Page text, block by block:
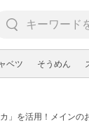
ベツ そうめん
」を活用！メインの